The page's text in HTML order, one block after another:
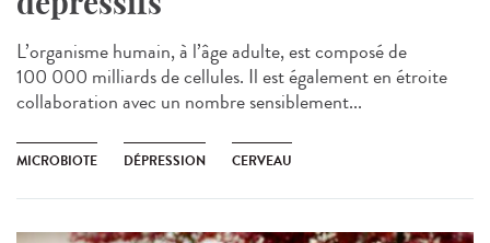
L’organisme humain, à l’âge adulte, est composé de
100 000 milliards de cellules. Il est également en étroite
collaboration avec un nombre sensiblement...
MICROBIOTE DÉPRESSION CERVEAU